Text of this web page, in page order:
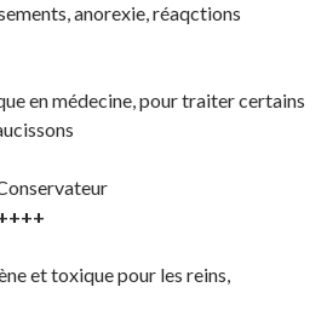
anorexie, réaqctions
en médecine, pour traiter certains
et toxique pour les reins,